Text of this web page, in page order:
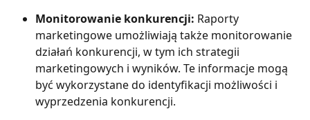
Monitorowanie konkurencji: Raporty
marketingowe umożliwiają także monitorowanie
działań konkurencji, w tym ich strategii
marketingowych i wyników. Te informacje mogą
być wykorzystane do identyfikacji możliwości i
wyprzedzenia konkurencji.